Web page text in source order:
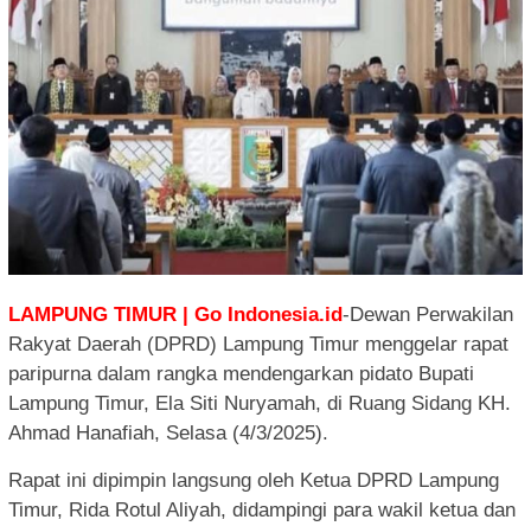
LAMPUNG TIMUR | Go Indonesia.id-Dewan Perwakilan
Rakyat Daerah (DPRD) Lampung Timur menggelar rapat
paripurna dalam rangka mendengarkan pidato Bupati
Lampung Timur, Ela Siti Nuryamah, di Ruang Sidang KH.
Ahmad Hanafiah, Selasa (4/3/2025).
Rapat ini dipimpin langsung oleh Ketua DPRD Lampung
Timur, Rida Rotul Aliyah, didampingi para wakil ketua dan